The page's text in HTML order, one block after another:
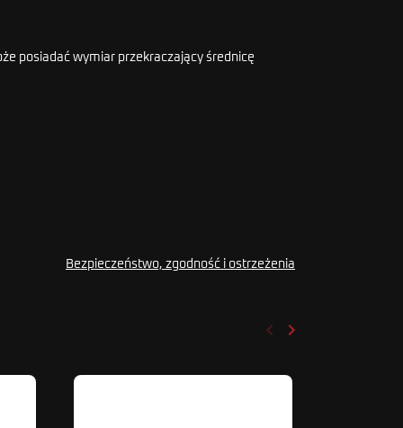
posiadać wymiar przekraczający średnicę
Bezpieczeństwo, zgodność i ostrzeżenia
Poprzedni
keyboard_arrow_left Następny
keyboard_arrow_right